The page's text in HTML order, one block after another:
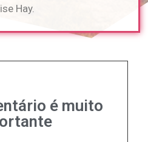
Hay.
é muito